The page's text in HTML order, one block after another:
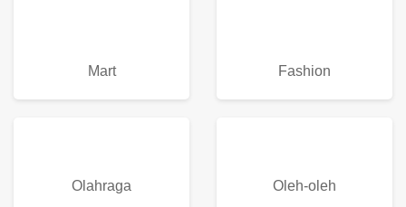
Mart Fashion
Oleh-oleh